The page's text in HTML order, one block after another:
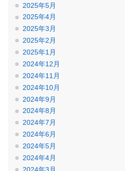
2025年5月
2025年4月
2025年3月
2025年2月
2025年1月
2024年12月
2024年11月
2024年10月
2024年9月
2024年8月
2024年7月
2024年6月
2024年5月
2024年4月
2024年3月